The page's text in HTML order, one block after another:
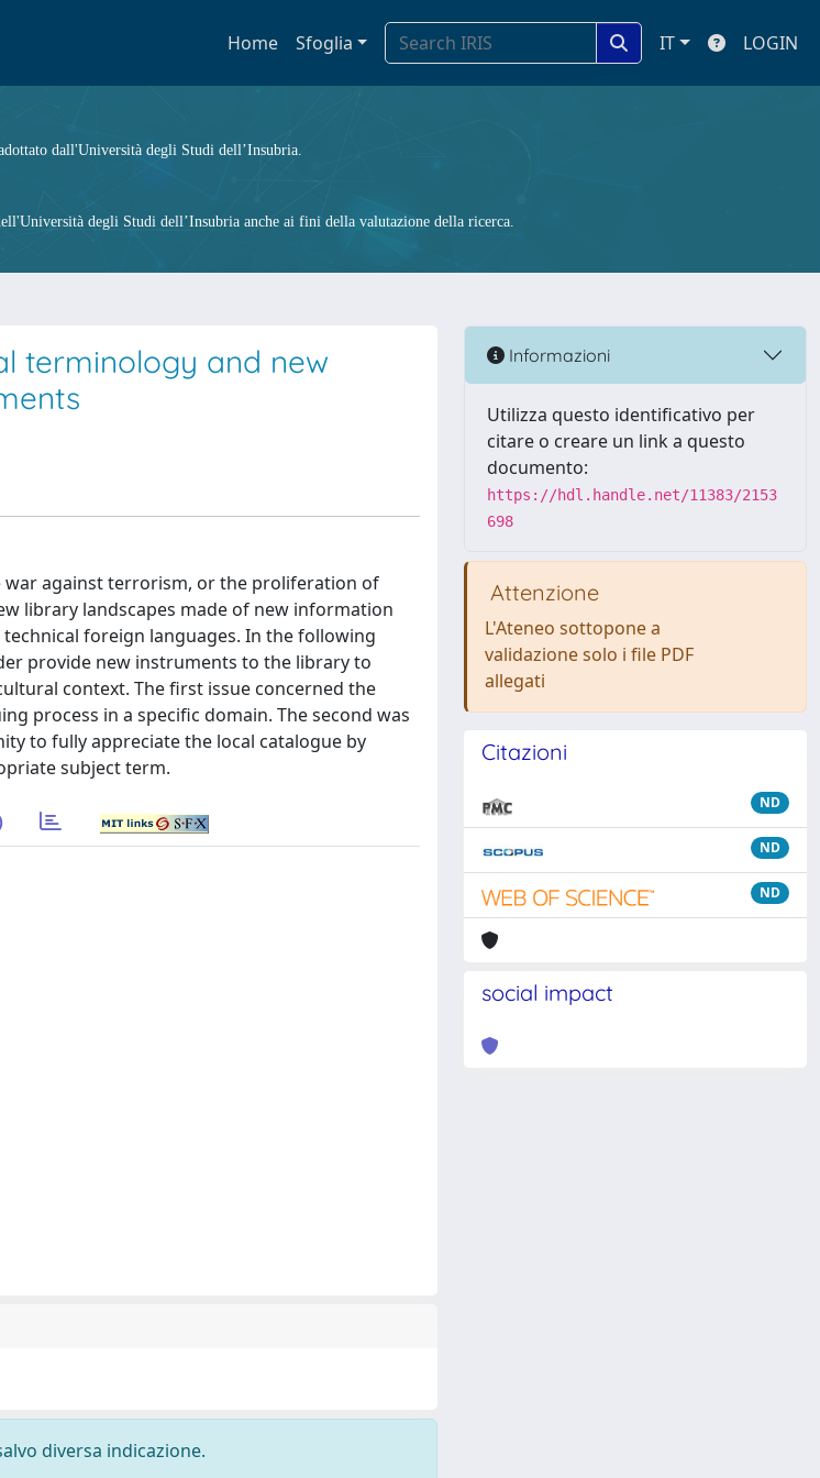
Home Sfoglia IT LOGIN
dall'Università degli Studi dell’Insubria.
degli Studi dell’Insubria anche ai fini della valutazione della ricerca.
terminology and new
war against terrorism, or the proliferation of
library landscapes made of new information
foreign languages. In the following
provide new instruments to the library to
context. The first issue concerned the
process in a specific domain. The second was
to fully appreciate the local catalogue by
subject term.
diversa indicazione.
Informazioni
Utilizza questo identificativo per
citare o creare un link a questo
documento:
https://hdl.handle.net/11383/2153
698
Attenzione
L'Ateneo sottopone a
validazione solo i file PDF
allegati
Citazioni
ND
ND
ND
social impact